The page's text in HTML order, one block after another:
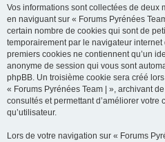
Vos informations sont collectées de deux
en naviguant sur « Forums Pyrénées
certain nombre de cookies qui sont de
temporairement par le navigateur
premiers cookies ne contiennent qu’un
anonyme de session qui vous sont
phpBB. Un troisième cookie sera créé
« Forums Pyrénées Team | », archivant
consultés et permettant d’améliorer votre
qu’utilisateur.
Lors de votre navigation sur « Forums